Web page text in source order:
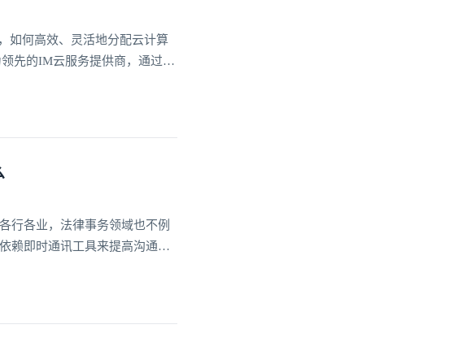
如何高效、灵活地分配云计算
先的IM云服务提供商，通过智
行各业，法律事务领域也不例
赖即时通讯工具来提高沟通效